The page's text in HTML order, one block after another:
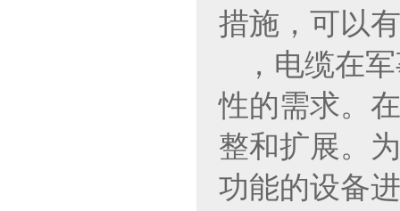
措施，可以
，电缆在
性的需求。
整和扩展。
功能的设备